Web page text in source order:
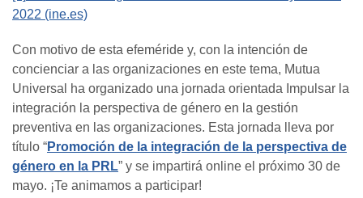
2022 (ine.es)
Con motivo de esta efeméride y, con la intención de
concienciar a las organizaciones en este tema, Mutua
Universal ha organizado una jornada orientada Impulsar la
integración la perspectiva de género en la gestión
preventiva en las organizaciones. Esta jornada lleva por
título “Promoción de la integración de la perspectiva de
género en la PRL” y se impartirá online el próximo 30 de
mayo. ¡Te animamos a participar!